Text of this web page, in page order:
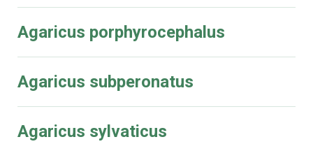
Agaricus porphyrocephalus
Agaricus subperonatus
Agaricus sylvaticus